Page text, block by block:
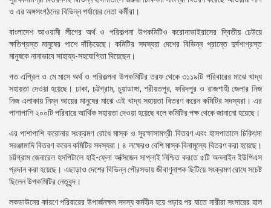
বিএনপি-
জামায়াত
সংগঠন
নির্বাচনী
ইশতেহার
ও এর অঙ্গসংগঠনের বিভিন্ন পর্যায়ের নেতা কর্মীরা।
বাংলাদেশ আওয়ামী লীগের অর্থ ও পরিকল্পনা উপকমিটিও করোনাভাইরাসের দ্বিতীয় ঢেউয়ে
ক্ষতিগ্রস্ত মানুষের পাশে দাঁড়িয়েছে। কমিটির সদস্যরা দেশের বিভিন্ন প্রান্তে দুর্দশাগ্রস্ত
মানুষকে নানাভাবে সাহায্য-সহযোগিতা দিয়েছেন।
গত এপ্রিল ও মে মাসে অর্থ ও পরিকল্পনা উপকমিটির তরফ থেকে ৩১১৯টি পরিবারের মাঝে খাদ্য
সহায়তা দেওয়া হয়েছে। ঢাকা, চট্টগ্রাম, চুয়াডাঙ্গা, শরীয়তপুর, ফরিদপুর ও রাজশাহী জেলার নিজ
নিজ এলাকায় নিম্ন আয়ের মানুষের মাঝে এই খাদ্য সহায়তা বিতরণ করেন কমিটির সদস্যরা। এর
পাশাপাশি ২০০টি পরিবারে আর্থিক সহায়তা দেওয়া হয়েছে বলে কমিটির পক্ষ থেকে জানানো হয়েছে।
এর পাশাপাশি করোনার সংক্রমণ রোধে মাস্ক ও সুরক্ষাসামগ্রী বিতরণ এবং হাসপাতালে চিকিৎসা
সরঞ্জামাদি বিতরণ করেন কমিটির সদস্যরা। ৪ লক্ষেরও বেশি মাস্ক বিনামূল্যে বিতরণ করা হয়েছে।
চট্টগ্রাম জেনারেল হসপিটালে হাই-ফ্লো অক্সিজেন সাপ্লাই নিশ্চিত করতে ৫টি অনলাইন ইউপিএস
প্রদান করা হয়েছে। এছাড়াও দেশের বিভিন্ন পৌরসভায় জীবাণুনাশক ছিটিয়ে সংক্রমণ রোধে সচেষ্ট
ছিলেন উপকমিটির নেতৃবৃন্দ।
লকডাউনের কারণে পরিবারের উপার্জনক্ষম সদস্য কর্মহীন হয়ে পড়ার পর যাতে নারীরা সংসারের হাল